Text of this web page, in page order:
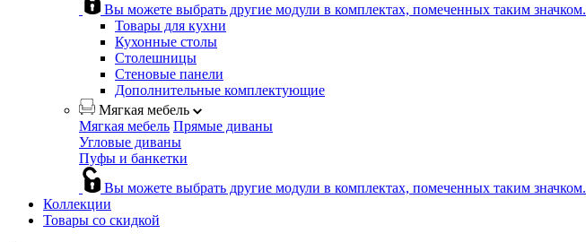
Вы можете выбрать другие модули в комплектах, помеченных таким значком.
Товары для кухни
Кухонные столы
Столешницы
Стеновые панели
Дополнительные комплектующие
Мягкая мебель
Мягкая мебель Прямые диваны
Угловые диваны
Пуфы и банкетки
Вы можете выбрать другие модули в комплектах, помеченных таким значком.
Коллекции
Товары со скидкой